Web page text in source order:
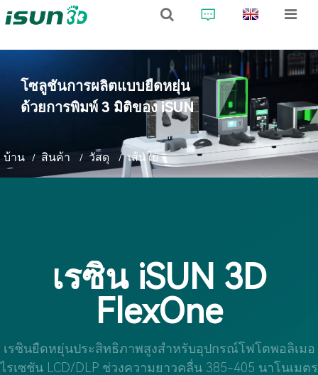
โซลูชันการผลิตแบบยืดหยุ่น
ด้วยการพิมพ์ 3 มิติของ iSUN
บ้าน สินค้า วัสดุ เส้นใย
เรซิน iSUN 3D
FlexOne
เรซินยืดหยุ่นประสิทธิภาพสูงสำหรับอุปกรณ์โฟโตพอลิเมอ
ไรเซชัน LCD/DLP ช่วงความยาวคลื่น 385-405 นาโนเมตร